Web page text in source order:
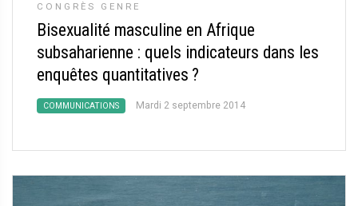
CONGRÈS GENRE
Bisexualité masculine en Afrique
subsaharienne : quels indicateurs dans les
enquêtes quantitatives ?
COMMUNICATIONS Mardi 2 septembre 2014